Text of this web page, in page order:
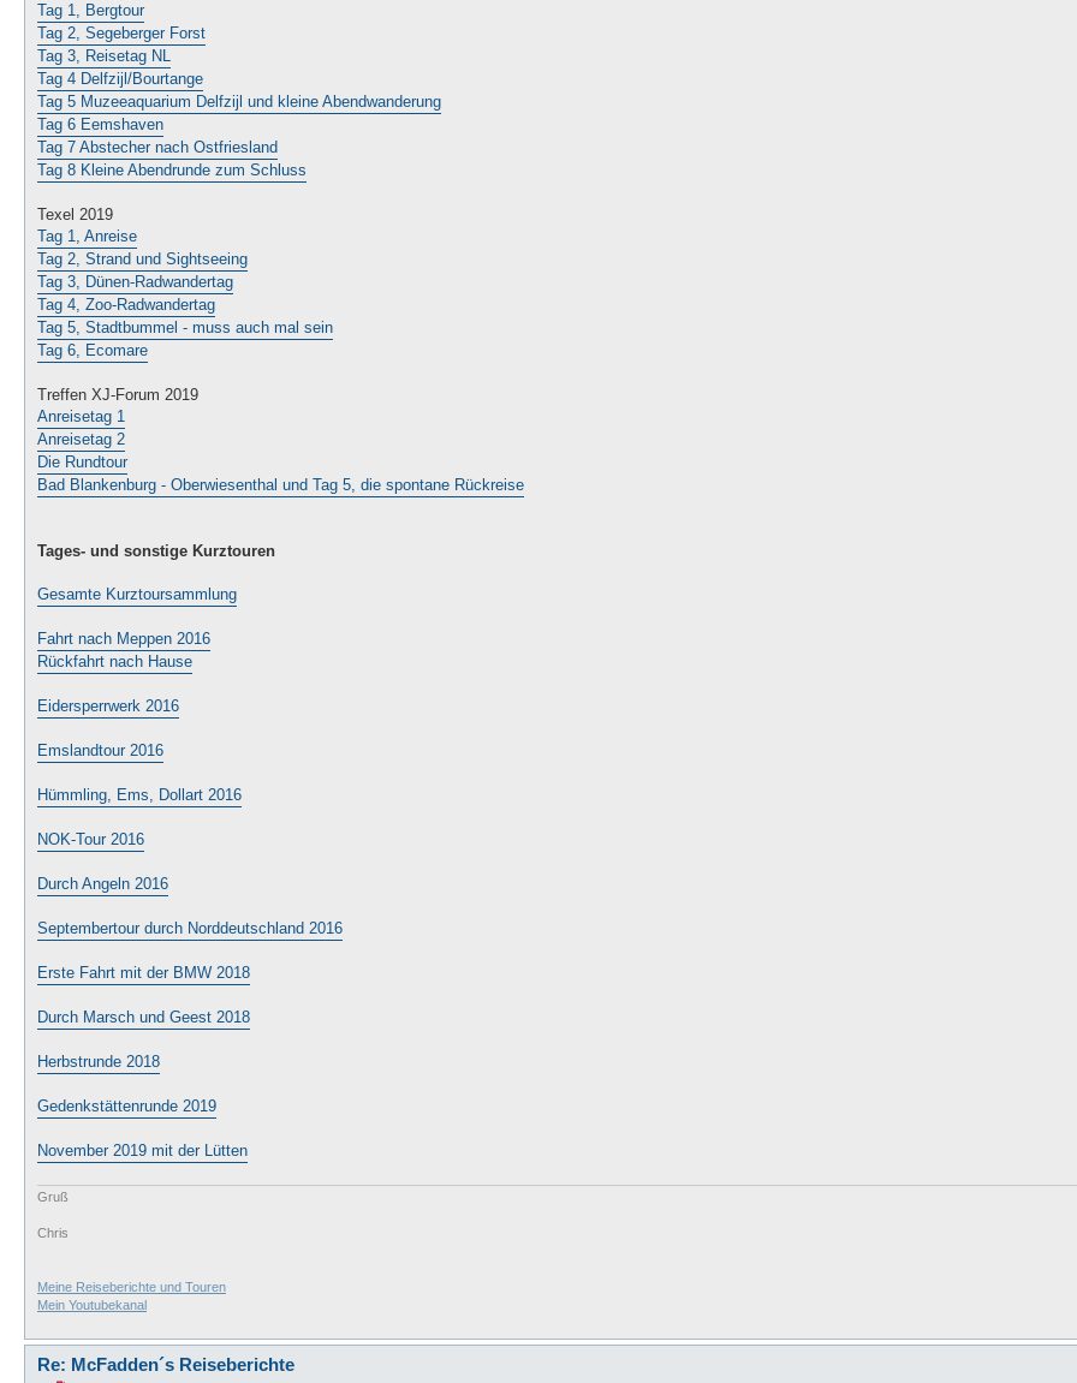
Tag 1, Bergtour
Tag 2, Segeberger Forst
Tag 3, Reisetag NL
Tag 4 Delfzijl/Bourtange
Tag 5 Muzeeaquarium Delfzijl und kleine Abendwanderung
Tag 6 Eemshaven
Tag 7 Abstecher nach Ostfriesland
Tag 8 Kleine Abendrunde zum Schluss
Texel 2019
Tag 1, Anreise
Tag 2, Strand und Sightseeing
Tag 3, Dünen-Radwandertag
Tag 4, Zoo-Radwandertag
Tag 5, Stadtbummel - muss auch mal sein
Tag 6, Ecomare
Treffen XJ-Forum 2019
Anreisetag 1
Anreisetag 2
Die Rundtour
Bad Blankenburg - Oberwiesenthal und Tag 5, die spontane Rückreise
Tages- und sonstige Kurztouren
Gesamte Kurztoursammlung
Fahrt nach Meppen 2016
Rückfahrt nach Hause
Eidersperrwerk 2016
Emslandtour 2016
Hümmling, Ems, Dollart 2016
NOK-Tour 2016
Durch Angeln 2016
Septembertour durch Norddeutschland 2016
Erste Fahrt mit der BMW 2018
Durch Marsch und Geest 2018
Herbstrunde 2018
Gedenkstättenrunde 2019
November 2019 mit der Lütten
Gruß
Chris
Meine Reiseberichte und Touren
Mein Youtubekanal
Re: McFadden´s Reiseberichte